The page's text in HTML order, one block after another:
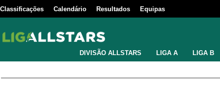
Classificações Calendário Resultados Equipas
DIVISÃO ALLSTARS LIGA A LIGA B